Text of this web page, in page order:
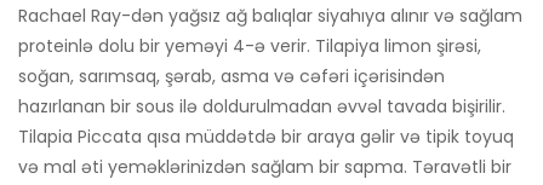
Rachael Ray-dən yağsız ağ balıqlar siyahıya alınır və sağlam
proteinlə dolu bir yeməyi 4-ə verir. Tilapiya limon şirəsi,
soğan, sarımsaq, şərab, asma və cəfəri içərisindən
hazırlanan bir sous ilə doldurulmadan əvvəl tavada bişirilir.
Tilapia Piccata qısa müddətdə bir araya gəlir və tipik toyuq
və mal əti yeməklərinizdən sağlam bir sapma. Təravətli bir